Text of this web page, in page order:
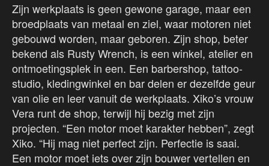
Zijn werkplaats is geen gewone garage, maar een
broedplaats van metaal en ziel, waar motoren niet
gebouwd worden, maar geboren. Zijn shop, beter
bekend als Rusty Wrench, is een winkel, atelier en
ontmoetingsplek in een. Een barbershop, tattoo-
studio, kledingwinkel en bar delen er dezelfde geur
van olie en leer vanuit de werkplaats. Xiko’s vrouw
Vera runt de shop, terwijl hij bezig met zijn
projecten. “Een motor moet karakter hebben”, zegt
Xiko. “Hij mag niet perfect zijn. Perfectie is saai.
Een motor moet iets over zijn bouwer vertellen en